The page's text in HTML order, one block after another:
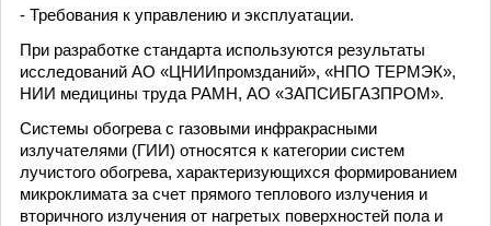
- Требования к управлению и эксплуатации.
При разработке стандарта используются результаты
исследований АО «ЦНИИпромзданий», «НПО ТЕРМЭК»,
НИИ медицины труда РАМН, АО «ЗАПСИБГАЗПРОМ».
Системы обогрева с газовыми инфракрасными
излучателями (ГИИ) относятся к категории систем
лучистого обогрева, характеризующихся формированием
микроклимата за счет прямого теплового излучения и
вторичного излучения от нагретых поверхностей пола и